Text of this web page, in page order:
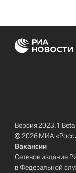
Версия 2023.1 Beta
© 2026 МИА
Вакансии
Сетевое издание
в Федеральной